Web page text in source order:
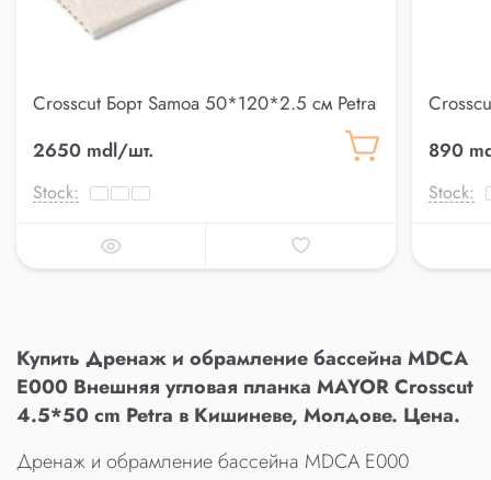
Crosscut Борт Samoa 50*120*2.5 см Petra
2650 mdl/шт.
Stock:
890
Stock:
Купить Дренаж и обрамление бассейна MDCA
E000 Внешняя угловая планка MAYOR Crosscut
4.5*50 cm Petra в Кишиневе, Молдове. Цена.
Дренаж и обрамление бассейна MDCA E000